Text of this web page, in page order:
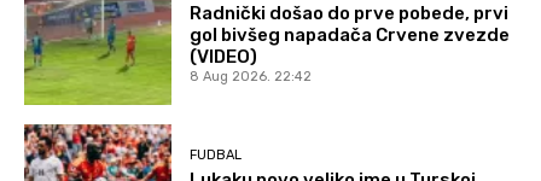
Radnički došao do prve pobede, prvi
gol bivšeg napadača Crvene zvezde
(VIDEO)
8 Aug 2026. 22:42
FUDBAL